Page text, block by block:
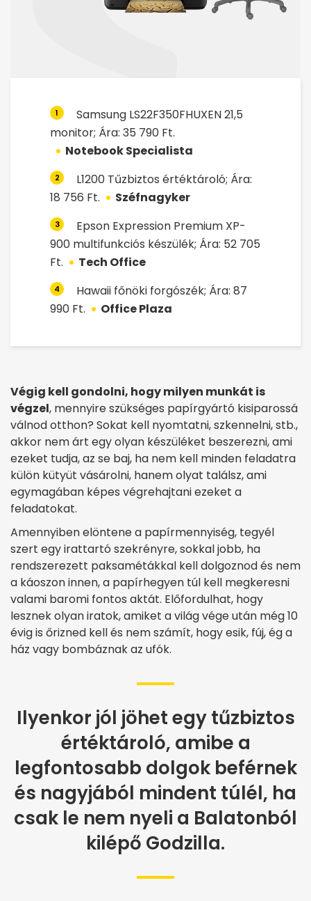
1
Samsung LS22F350FHUXEN 21,5
monitor; Ára: 35 790 Ft.
Notebook Specialista
2
L1200 Tűzbiztos értéktároló; Ára:
18 756 Ft.
Széfnagyker
3
Epson Expression Premium XP-
900 multifunkciós készülék; Ára: 52 705
Ft.
Tech Office
4
Hawaii főnöki forgószék; Ára: 87
990 Ft.
Office Plaza
Végig kell gondolni, hogy milyen munkát is
végzel, mennyire szükséges papírgyártó kisiparossá
válnod otthon? Sokat kell nyomtatni, szkennelni, stb.,
akkor nem árt egy olyan készüléket beszerezni, ami
ezeket tudja, az se baj, ha nem kell minden feladatra
külön kütyüt vásárolni, hanem olyat találsz, ami
egymagában képes végrehajtani ezeket a
feladatokat.
Amennyiben elöntene a papírmennyiség, tegyél
szert egy irattartó szekrényre, sokkal jobb, ha
rendszerezett paksamétákkal kell dolgoznod és nem
a káoszon innen, a papírhegyen túl kell megkeresni
valami baromi fontos aktát. Előfordulhat, hogy
lesznek olyan iratok, amiket a világ vége után még 10
évig is őrizned kell és nem számít, hogy esik, fúj, ég a
ház vagy bombáznak az ufók.
Ilyenkor jól jöhet egy tűzbiztos
értéktároló, amibe a
legfontosabb dolgok beférnek
és nagyjából mindent túlél, ha
csak le nem nyeli a Balatonból
kilépő Godzilla.